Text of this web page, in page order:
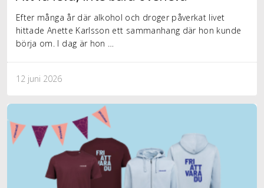
Efter många år där alkohol och droger påverkat livet
hittade Anette Karlsson ett sammanhang där hon kunde
börja om. I dag är hon …
12 juni 2026